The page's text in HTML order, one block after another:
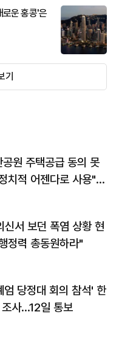
로운 홍콩'은
기
원 주택공급 동의 못
치적 어젠다로 사용"
서 보던 폭염 상황 현
정력 총동원하라"
엄 당정대 회의 참석' 한
사...12일 통보